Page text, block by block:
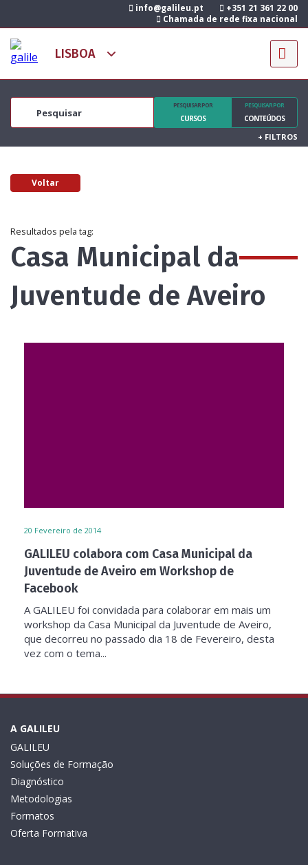
info@galileu.pt
+351 21 361 22 00
Chamada de rede fixa nacional
PESQUISAR POR
CURSOS
PESQUISAR POR
CONTEÚDOS
+ FILTROS
Voltar
Resultados pela tag:
Casa Municipal da
Juventude de Aveiro
20 Fevereiro de 2014
GALILEU colabora com Casa Municipal da
Juventude de Aveiro em Workshop de
Facebook
A GALILEU foi convidada para colaborar em mais um
workshop da Casa Municipal da Juventude de Aveiro,
que decorreu no passado dia 18 de Fevereiro, desta
vez com o tema...
A GALILEU
GALILEU
Soluções de Formação
Diagnóstico
Metodologias
Formatos
Oferta Formativa